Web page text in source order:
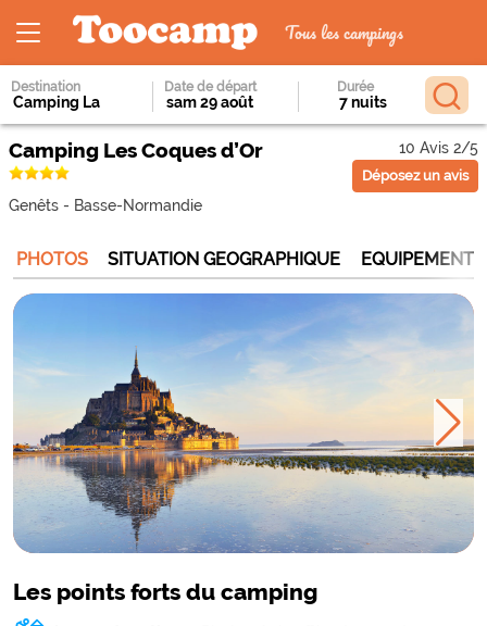
Tous les campings
Destination Date de départ Durée
Camping Les Coques d’Or
Genêts - Basse-Normandie
10 Avis 2/5
Déposez un avis
PHOTOS SITUATION GEOGRAPHIQUE
Les points forts du camping